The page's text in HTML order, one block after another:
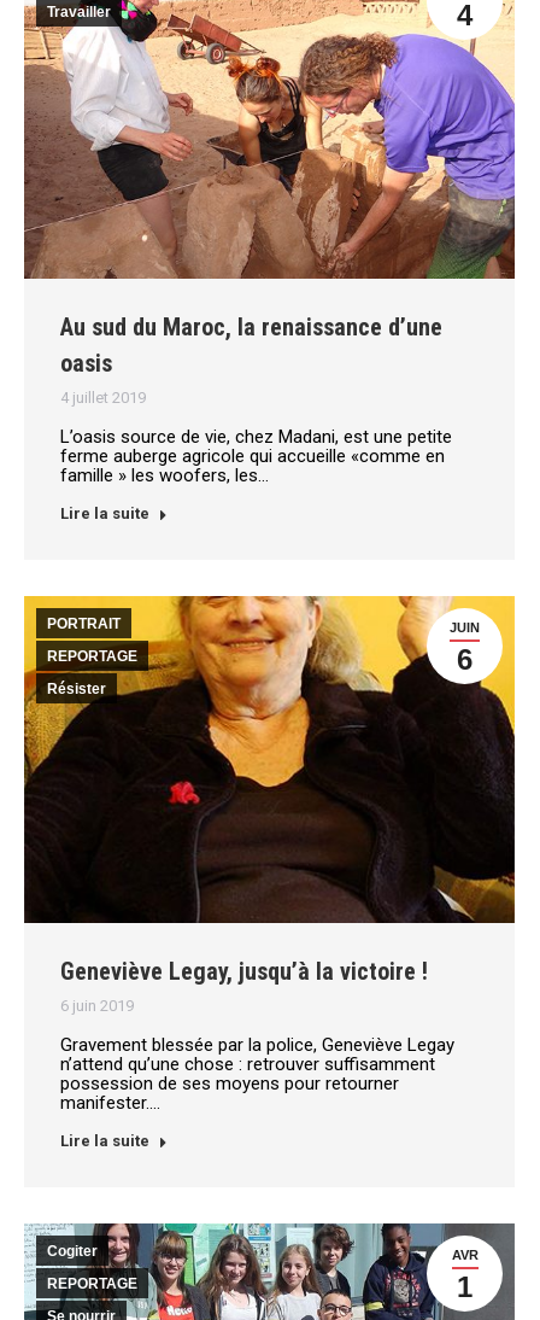
4
Travailler
Au sud du Maroc, la renaissance d’une
oasis
4 juillet 2019
L’oasis source de vie, chez Madani, est une petite
ferme auberge agricole qui accueille «comme en
famille » les woofers, les…
Lire la suite
JUIN
6
PORTRAIT
REPORTAGE
Résister
Geneviève Legay, jusqu’à la victoire !
6 juin 2019
Gravement blessée par la police, Geneviève Legay
n’attend qu’une chose : retrouver suffisamment
possession de ses moyens pour retourner
manifester.…
Lire la suite
AVR
1
Cogiter
REPORTAGE
Se nourrir